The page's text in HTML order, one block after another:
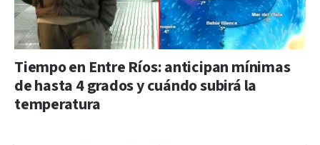
Tiempo en Entre Ríos: anticipan mínimas
de hasta 4 grados y cuándo subirá la
temperatura